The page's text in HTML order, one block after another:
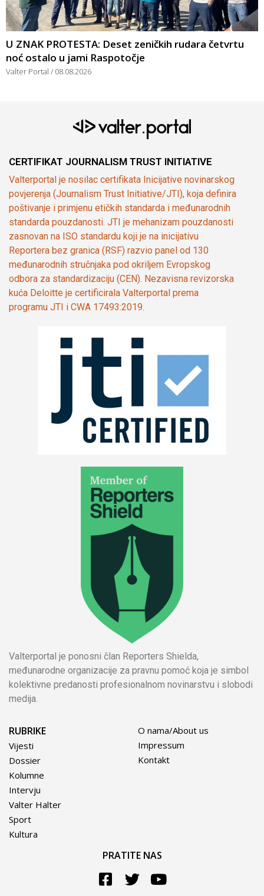
U ZNAK PROTESTA: Deset zeničkih rudara četvrtu
noć ostalo u jami Raspotočje
Valter Portal 08.08.2026
CERTIFIKAT JOURNALISM TRUST INITIATIVE
Valterportal je nosilac certifikata Inicijative novinarskog
povjerenja (Journalism Trust Initiative/JTI), koja definira
poštivanje i primjenu etičkih standarda i međunarodnih
standarda pouzdanosti. JTI je mehanizam pouzdanosti
zasnovan na ISO standardu koji je na inicijativu
Reportera bez granica (RSF) razvio panel od 130
međunarodnih stručnjaka pod okriljem Evropskog
odbora za standardizaciju (CEN). Nezavisna revizorska
kuća Deloitte je certificirala Valterportal prema
programu JTI i CWA 17493:2019.
Valterportal je ponosni član Reporters Shielda,
međunarodne organizacije za pravnu pomoć koja je simbol
kolektivne predanosti profesionalnom novinarstvu i slobodi
medija.
RUBRIKE
Vijesti
Dossier
Kolumne
Intervju
Valter Halter
Sport
Kultura
O nama/About us
Impressum
Kontakt
PRATITE NAS